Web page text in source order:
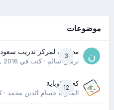
موضوعات
3
مطلوب لمركز تدريب
نرمين سالم· كتب في 2016
12
كعب كوباية
المدرب حسام الدين محمد·